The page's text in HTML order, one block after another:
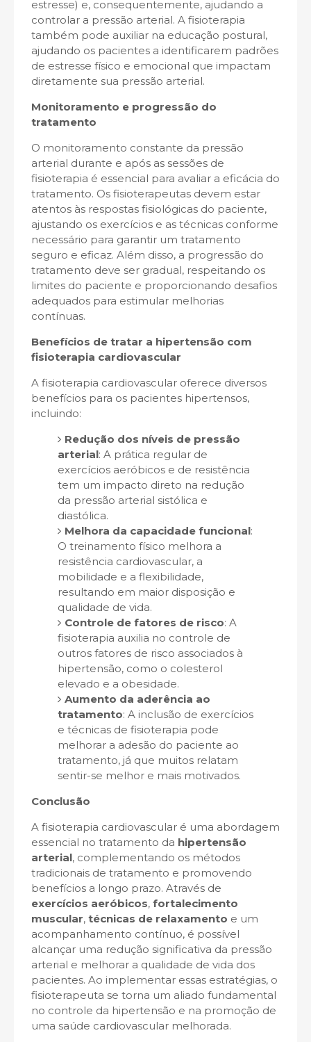
estresse) e, consequentemente, ajudando a
controlar a pressão arterial. A fisioterapia
também pode auxiliar na educação postural,
ajudando os pacientes a identificarem padrões
de estresse físico e emocional que impactam
diretamente sua pressão arterial.
Monitoramento e progressão do
tratamento
O monitoramento constante da pressão
arterial durante e após as sessões de
fisioterapia é essencial para avaliar a eficácia do
tratamento. Os fisioterapeutas devem estar
atentos às respostas fisiológicas do paciente,
ajustando os exercícios e as técnicas conforme
necessário para garantir um tratamento
seguro e eficaz. Além disso, a progressão do
tratamento deve ser gradual, respeitando os
limites do paciente e proporcionando desafios
adequados para estimular melhorias
contínuas.
Benefícios de tratar a hipertensão com
fisioterapia cardiovascular
A fisioterapia cardiovascular oferece diversos
benefícios para os pacientes hipertensos,
incluindo:
Redução dos níveis de pressão
arterial: A prática regular de
exercícios aeróbicos e de resistência
tem um impacto direto na redução
da pressão arterial sistólica e
diastólica.
Melhora da capacidade funcional:
O treinamento físico melhora a
resistência cardiovascular, a
mobilidade e a flexibilidade,
resultando em maior disposição e
qualidade de vida.
Controle de fatores de risco: A
fisioterapia auxilia no controle de
outros fatores de risco associados à
hipertensão, como o colesterol
elevado e a obesidade.
Aumento da aderência ao
tratamento: A inclusão de exercícios
e técnicas de fisioterapia pode
melhorar a adesão do paciente ao
tratamento, já que muitos relatam
sentir-se melhor e mais motivados.
Conclusão
A fisioterapia cardiovascular é uma abordagem
essencial no tratamento da hipertensão
arterial, complementando os métodos
tradicionais de tratamento e promovendo
benefícios a longo prazo. Através de
exercícios aeróbicos, fortalecimento
muscular, técnicas de relaxamento e um
acompanhamento contínuo, é possível
alcançar uma redução significativa da pressão
arterial e melhorar a qualidade de vida dos
pacientes. Ao implementar essas estratégias, o
fisioterapeuta se torna um aliado fundamental
no controle da hipertensão e na promoção de
uma saúde cardiovascular melhorada.